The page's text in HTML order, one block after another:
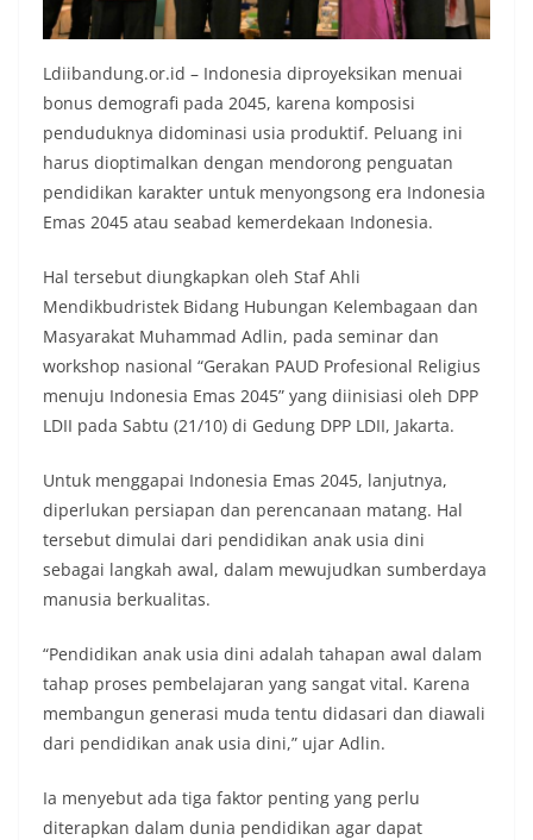
Ldiibandung.or.id – Indonesia diproyeksikan menuai
bonus demografi pada 2045, karena komposisi
penduduknya didominasi usia produktif. Peluang ini
harus dioptimalkan dengan mendorong penguatan
pendidikan karakter untuk menyongsong era Indonesia
Emas 2045 atau seabad kemerdekaan Indonesia.
Hal tersebut diungkapkan oleh Staf Ahli
Mendikbudristek Bidang Hubungan Kelembagaan dan
Masyarakat Muhammad Adlin, pada seminar dan
workshop nasional “Gerakan PAUD Profesional Religius
menuju Indonesia Emas 2045” yang diinisiasi oleh DPP
LDII pada Sabtu (21/10) di Gedung DPP LDII, Jakarta.
Untuk menggapai Indonesia Emas 2045, lanjutnya,
diperlukan persiapan dan perencanaan matang. Hal
tersebut dimulai dari pendidikan anak usia dini
sebagai langkah awal, dalam mewujudkan sumberdaya
manusia berkualitas.
“Pendidikan anak usia dini adalah tahapan awal dalam
tahap proses pembelajaran yang sangat vital. Karena
membangun generasi muda tentu didasari dan diawali
dari pendidikan anak usia dini,” ujar Adlin.
Ia menyebut ada tiga faktor penting yang perlu
diterapkan dalam dunia pendidikan agar dapat